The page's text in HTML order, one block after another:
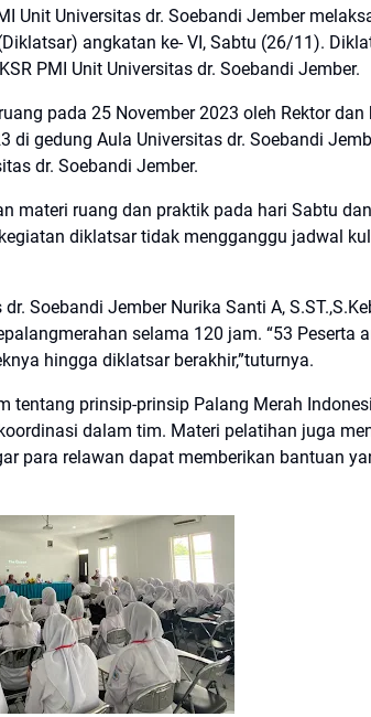
Unit Universitas dr. Soebandi Jember
angkatan ke- VI, Sabtu (26/11).
PMI Unit Universitas dr. Soebandi Jember.
pada 25 November 2023 oleh Rektor dan
gedung Aula Universitas dr. Soebandi
dr. Soebandi Jember.
materi ruang dan praktik pada hari Sabtu
diklatsar tidak mengganggu jadwal
Soebandi Jember Nurika Santi A,
selama 120 jam. “53 Peserta
hingga diklatsar berakhir,”tuturnya.
tentang prinsip-prinsip Palang Merah
dalam tim. Materi pelatihan juga
para relawan dapat memberikan bantuan